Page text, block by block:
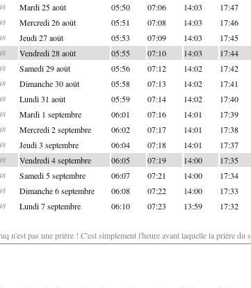
Mardi 25 août 05:50 07:06 14:03 17:47
Mercredi 26 août 05:51 07:08 14:03 17:46
Jeudi 27 août 05:53 07:09 14:03 17:45
Vendredi 28 août 05:55 07:10 14:03 17:44
Samedi 29 août 05:56 07:12 14:02 17:42
Dimanche 30 août 05:58 07:13 14:02 17:41
Lundi 31 août 05:59 07:14 14:02 17:40
Mardi 1 septembre 06:01 07:16 14:01 17:39
Mercredi 2 septembre 06:02 07:17 14:01 17:38
Jeudi 3 septembre 06:04 07:18 14:01 17:37
Vendredi 4 septembre 06:05 07:19 14:00 17:35
Samedi 5 septembre 06:07 07:21 14:00 17:34
Dimanche 6 septembre 06:08 07:22 14:00 17:33
Lundi 7 septembre 06:10 07:23 13:59 17:32
n'est pas une prière ! C'est simplement l'heure avant laquelle la prière du